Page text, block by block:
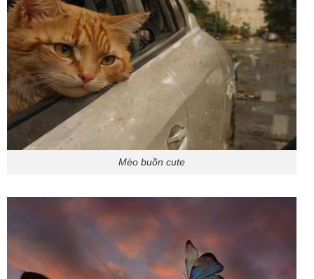
Mèo buồn cute